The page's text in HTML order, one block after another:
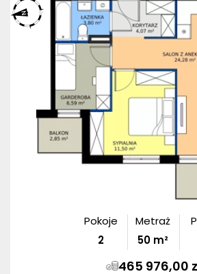
Pokoje
2
Metraż
50 m²
465 976,00